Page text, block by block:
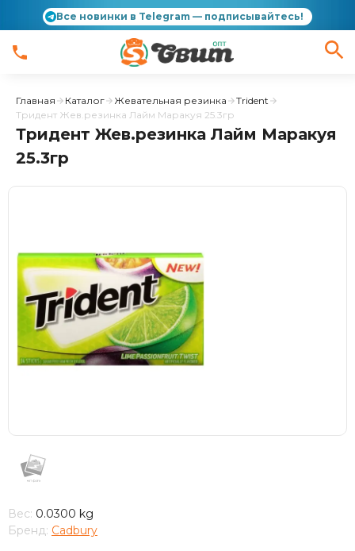
Все новинки в Telegram — подписывайтесь!
Главная Каталог Жевательная резинка
Trident
Тридент Жев.резинка Лайм Маракуя 25.3гр
Тридент Жев.резинка Лайм Маракуя
25.3гр
Вес: 0.0300 kg
Бренд: Cadbury